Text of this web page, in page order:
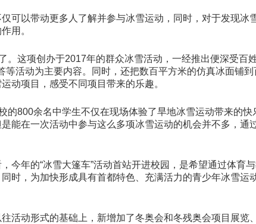
可以带动更多人了解并参与冰雪运动，同时，对于发现冰
用。
。这项创办于2017年的群众冰雪活动，一经推出便深受百
活动为主要内容。同时，还把数百平方米的仿真冰面铺
动项目，感受不同项目带来的乐趣。
的800余名中学生不仅在现场体验了旱地冰雪运动带来的
能在一次活动中参与这么多项冰雪运动的机会并不多，通
年的“冰雪大篷车”活动首站开进校园，是希望通过体育
时，为加快形成具有首都特色、充满活力的青少年冰雪运
活动形式的基础上，新增加了冬奥会和冬残奥会项目展览